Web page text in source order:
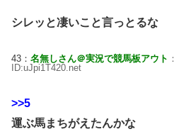
シレッと凄いこと言っとるな
43： 名無しさん＠実況で競馬板アウト
ID:uJpi1T420.net
>>5
運ぶ馬まちがえたんかな